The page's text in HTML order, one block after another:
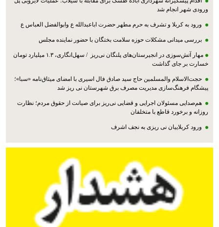
ورودی شهر انجام شد
ورود به کربلا و تشرف به حرم مطهر حضرت اباعبدالله ع وابوالفضل العباس ع
بررسی میدانی مشکلات حوزه سلامت بختگان با حضور نماینده مجلس
مهار آتش‌سوزی در انجیرستان‌های پلنگان نی‌ریز / سهل‌انگاری، ۱.۳ میلیارد تومان
خسارت بر جای گذاشت
حجت‌الاسلام والمسلمین حاج سید صادق فال اسیری با امضای میثاق‌نامه «سبا»؛
پیشگام فرهنگ‌سازی مدیریت مصرف برق شهرستان نی ریز شد
هم‌صدایی مسئولان اجرایی و قضایی نی‌ریز برای صیانت از حقوق مردم؛ نظارت
روزانه و برخورد قاطع با متخلفان
ورود کربلاییان نی ریزی به نجف اشرف